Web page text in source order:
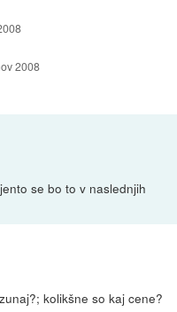
2008
se bo to v naslednjih
kolikšne so kaj cene?